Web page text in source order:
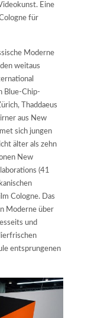
Eine
für
Moderne
weitaus
Blue-Chip-
Thaddaeus
aus New
sich jungen
älter als zehn
New
(41
Cologne. Das
Moderne über
und
entsprungenen